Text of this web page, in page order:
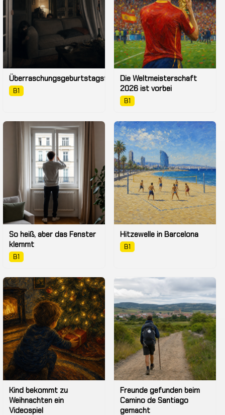
Überraschungsgeburtstagsfeier
B1
Die Weltmeisterschaft
2026 ist vorbei
B1
So heiß, aber das Fenster
klemmt
B1
Hitzewelle in Barcelona
B1
Kind bekommt zu
Weihnachten ein
Videospiel
Freunde gefunden beim
Camino de Santiago
gemacht